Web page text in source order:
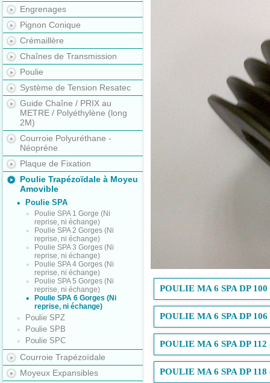
Engrenages
Pignon Conique
Crémaillère
Chaînes de Transmission
Poulie
Système de Tension Resatec
Guide Chaîne / PRIX au
METRE / Polyéthylène (long
2M)
Courroie Polyuréthane -
Néopréne
Plaque de Fixation
Poulie Trapézoïdale à Moyeu
Amovible
Poulie SPA
Poulie SPA 1 Gorge (Ni
reprise, ni échange)
Poulie SPA 2 Gorges (Ni
reprise, ni échange)
Poulie SPA 3 Gorges (Ni
reprise, ni échange)
Poulie SPA 4 Gorges (Ni
reprise, ni échange)
Poulie SPA 5 Gorges (Ni
reprise, ni échange)
Poulie SPA 6 Gorges (Ni
reprise, ni échange)
Poulie SPZ
Poulie SPB
Poulie SPC
Courroie Trapézoïdale
Moyeux Expansibles
POULIE MA 6 SPA DP 100
POULIE MA 6 SPA DP 106
POULIE MA 6 SPA DP 112
POULIE MA 6 SPA DP 118